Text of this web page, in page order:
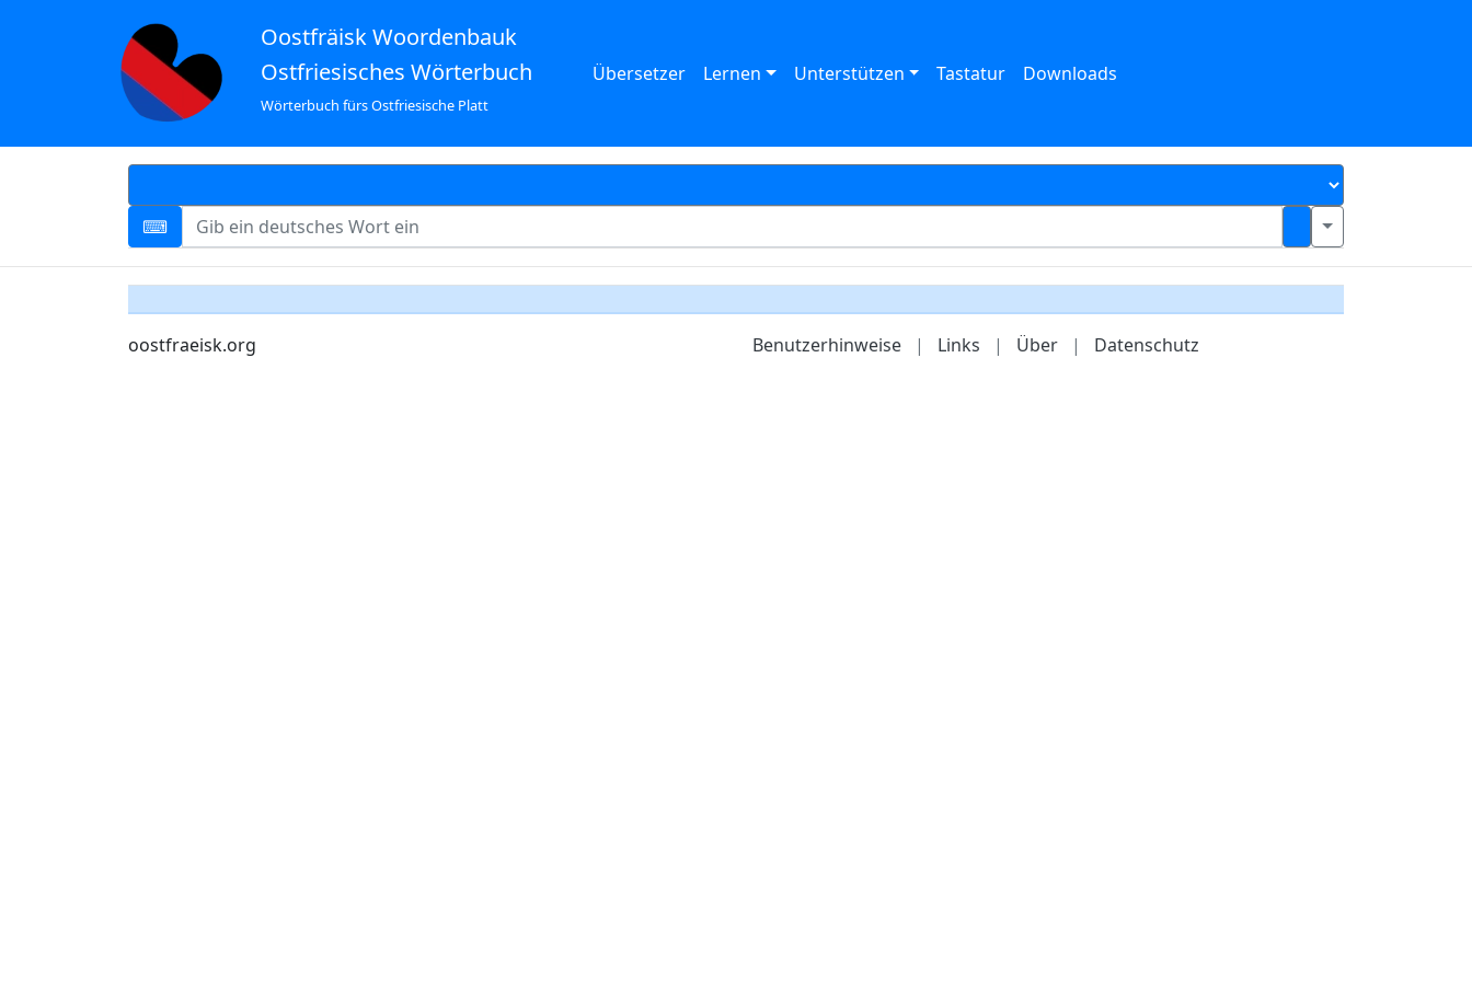
Oostfräisk Woordenbauk
Ostfriesisches Wörterbuch
Wörterbuch fürs Ostfriesische Platt
Übersetzer Lernen Unterstützen Tastatur Downloads
oostfraeisk.org Benutzerhinweise | Links | Über | Datenschutz